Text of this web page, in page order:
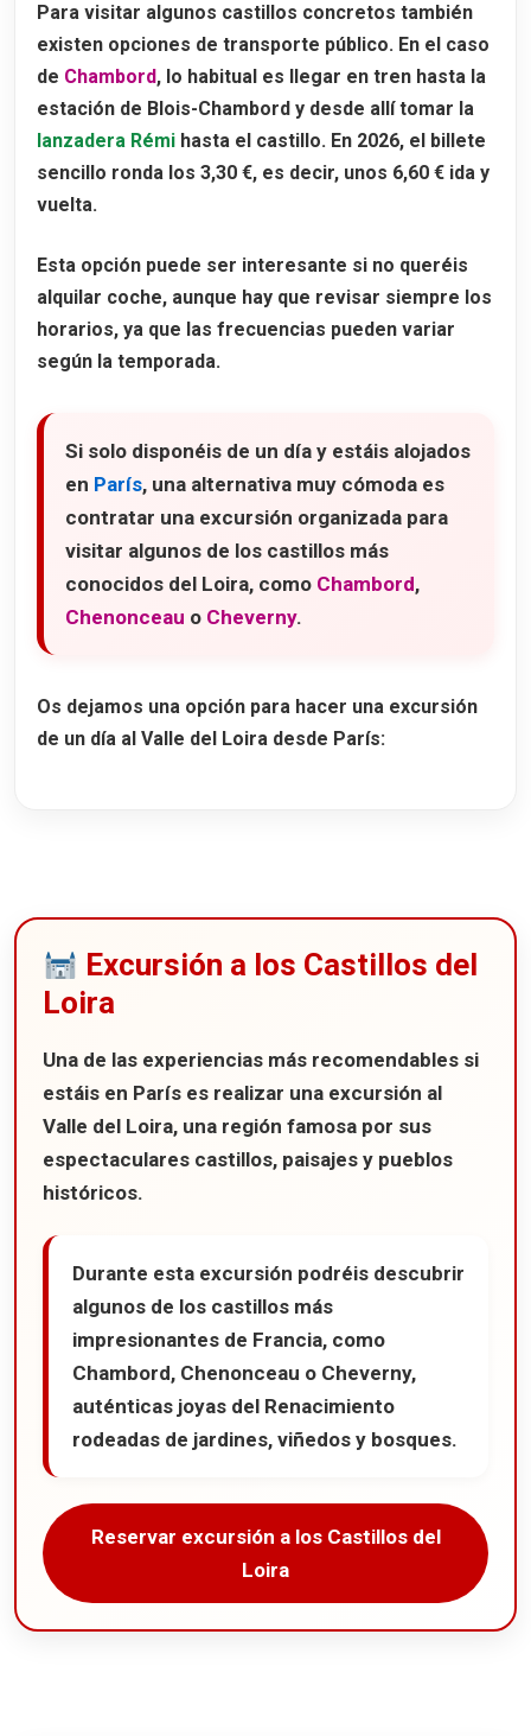
Para visitar algunos castillos concretos también
existen opciones de transporte público. En el caso
de Chambord, lo habitual es llegar en tren hasta la
estación de Blois-Chambord y desde allí tomar la
lanzadera Rémi hasta el castillo. En 2026, el billete
sencillo ronda los 3,30 €, es decir, unos 6,60 € ida y
vuelta.
Esta opción puede ser interesante si no queréis
alquilar coche, aunque hay que revisar siempre los
horarios, ya que las frecuencias pueden variar
según la temporada.
Si solo disponéis de un día y estáis alojados
en París, una alternativa muy cómoda es
contratar una excursión organizada para
visitar algunos de los castillos más
conocidos del Loira, como Chambord,
Chenonceau o Cheverny.
Os dejamos una opción para hacer una excursión
de un día al Valle del Loira desde París:
Excursión a los Castillos del
Loira
Una de las experiencias más recomendables si
estáis en París es realizar una excursión al
Valle del Loira, una región famosa por sus
espectaculares castillos, paisajes y pueblos
históricos.
Durante esta excursión podréis descubrir
algunos de los castillos más
impresionantes de Francia, como
Chambord, Chenonceau o Cheverny,
auténticas joyas del Renacimiento
rodeadas de jardines, viñedos y bosques.
Reservar excursión a los Castillos del
Loira